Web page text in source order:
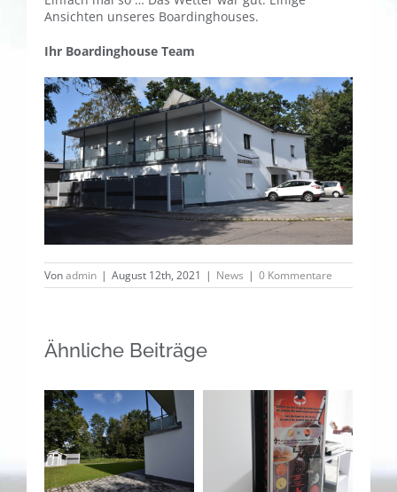
Ansichten unseres Boardinghouses.
Ihr Boardinghouse Team
Vonadmin | August 12th, 2021 | News | 0 Kommentare
Ähnliche Beiträge